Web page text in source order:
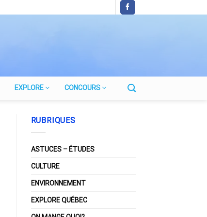
EXPLORE CONCOURS
RUBRIQUES
ASTUCES – ÉTUDES
CULTURE
ENVIRONNEMENT
EXPLORE QUÉBEC